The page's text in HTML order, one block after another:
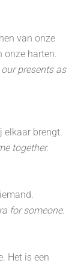
van onze
onze harten.
presents as
elkaar brengt.
together.
for someone.
Het is een